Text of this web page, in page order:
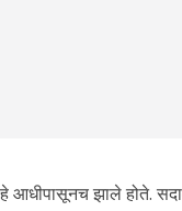
हे आधीपासूनच झाले होते.